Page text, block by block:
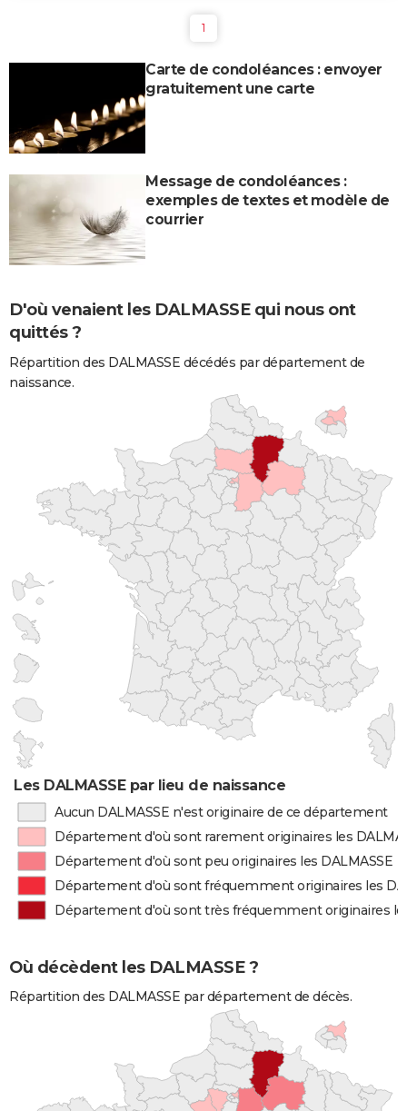
1
Carte de condoléances : envoyer
gratuitement une carte
Message de condoléances :
exemples de textes et modèle de
courrier
D'où venaient les DALMASSE qui nous ont
quittés ?
Répartition des DALMASSE décédés par département de
naissance.
Les DALMASSE par lieu de naissance
Aucun DALMASSE n'est originaire de ce département
Département d'où sont rarement originaires les
Département d'où sont peu originaires les DALMASSE
Département d'où sont fréquemment originaires les
Département d'où sont très fréquemment originaires
Où décèdent les DALMASSE ?
Répartition des DALMASSE par département de décès.